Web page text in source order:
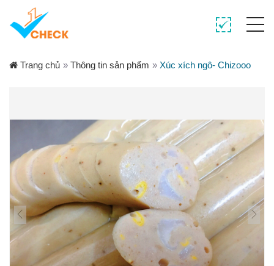
Trang chủ » Thông tin sản phẩm » Xúc xích ngô- Chizooo